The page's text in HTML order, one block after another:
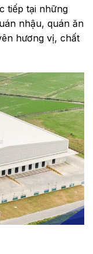
tiếp tại những
nhậu, quán ăn
hương vị, chất